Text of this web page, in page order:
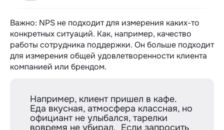
Важно: NPS не подходит для измерения каких-то
конкретных ситуаций. Как, например, качество
работы сотрудника поддержки. Он больше подходит
для измерения общей удовлетворенности клиента
компанией или брендом.
Например, клиент пришел в кафе.
Еда вкусная, атмосфера классная, но
официант не улыбался, тарелки
вовремя не убирал. Если запросить